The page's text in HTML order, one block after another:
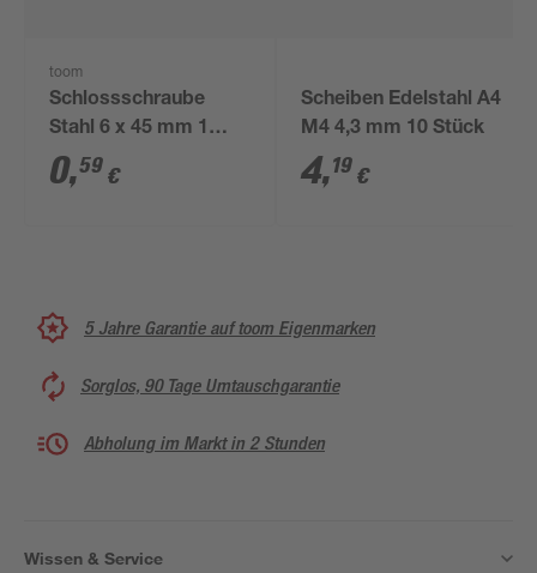
toom
Schlossschraube
Stahl 6 x 45 mm 1
Stück
0,59 €
Scheiben Edelstahl A4
M4 4,3 mm 10 Stück
4,19 €
5 Jahre Garantie auf toom Eigenmarken
Sorglos, 90 Tage Umtauschgarantie
Abholung im Markt in 2 Stunden
Wissen & Service